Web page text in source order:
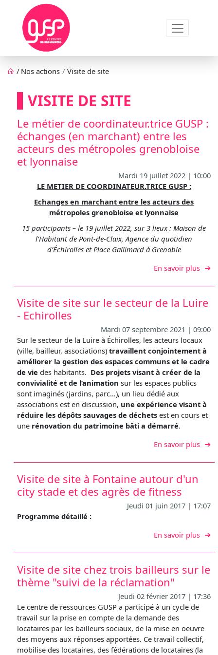
Aller au contenu principal
Fil d'Ariane
/ Nos actions Visite de site
VISITE DE SITE
Le métier de coordinateur.trice GUSP :
échanges (en marchant) entre les
acteurs des métropoles grenobloise
et lyonnaise
Mardi 19 juillet 2022 | 10:00
LE METIER DE COORDINATEUR.TRICE GUSP :
Echanges en marchant entre les acteurs des
métropoles grenobloise et lyonnaise
15 participants – le 19 juillet 2022, sur 3 lieux : Maison de
l’Habitant de Pont-de-Claix, Agence du quotidien
d’Échirolles et Place Gallimard à Grenoble
En savoir plussur
Visite de site sur le secteur de la Luire
- Echirolles
Mardi 07 septembre 2021 | 09:00
Sur le secteur de la Luire à Échirolles, les acteurs locaux
(ville, bailleur, associations) travaillent conjointement à
améliorer la gestion des espaces communs et le cadre
de vie des habitants. Des projets visant à créer de la
convivialité et de l’animation sur les espaces publics
sont imaginés (jardins, parc…), un lieu dédié aux
associations est en discussion, une expérience visant à
réduire les dépôts sauvages de déchets est en cours et
une rénovation du patrimoine bâti a démarré.
En savoir plussur
Visite de site à Fontaine autour d'un
city stade et des agrès de fitness
Jeudi 01 juin 2017 | 17:07
Programme détaillé :
En savoir plussur
Visite de site chez trois bailleurs sur le
thème "suivi de la réclamation"
Jeudi 02 février 2017 | 17:36
Le centre de ressources GUSP a participé à un cycle de
travail sur la prise en compte de la demande des
locataires par les bailleurs sociaux, de la mise en oeuvre
des moyens aux réponses apportées. Ce travail collectif,
mobilise des locataires, des fédérations de locataires (la